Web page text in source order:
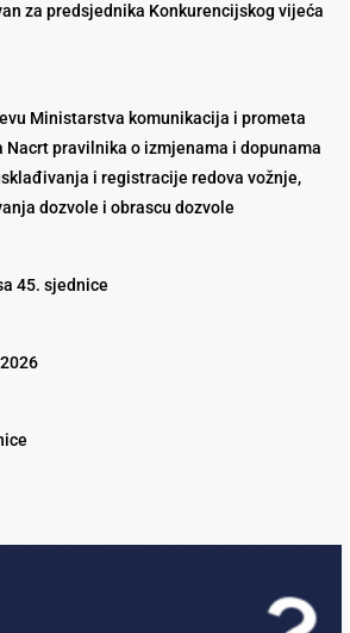
za predsjednika Konkurencijskog vijeća
Ministarstva komunikacija i prometa
Nacrt pravilnika o izmjenama i dopunama
i registracije redova vožnje,
dozvole i obrascu dozvole
45. sjednice